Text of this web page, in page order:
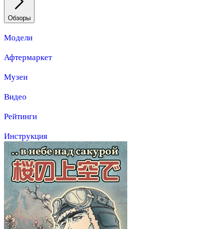
Обзоры
Модели
Афтермаркет
Музеи
Видео
Рейтинги
Инструкция